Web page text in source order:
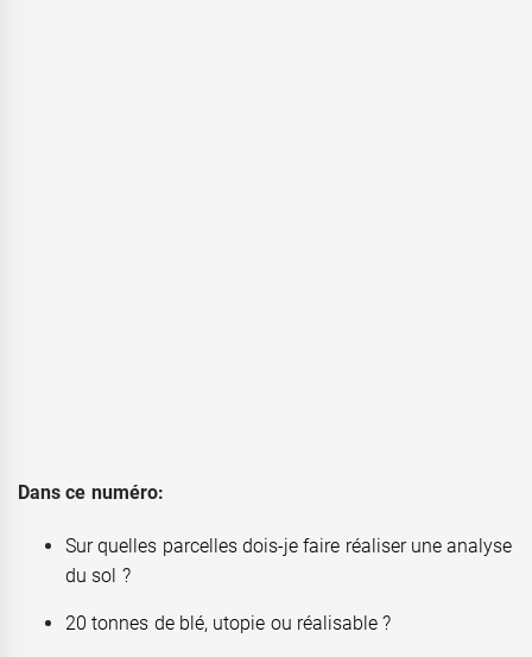
Dans ce numéro:
Sur quelles parcelles dois-je faire réaliser une analyse
du sol ?
20 tonnes de blé, utopie ou réalisable ?